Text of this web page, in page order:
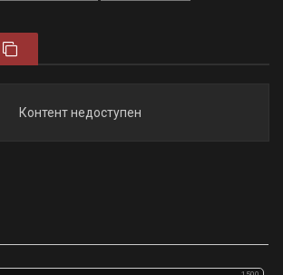
Контент недоступен